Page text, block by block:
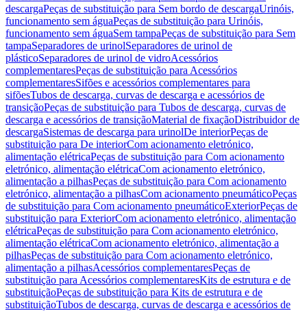
descargaPeças de substituição para Sem bordo de descargaUrinóis,
funcionamento sem águaPeças de substituição para Urinóis,
funcionamento sem águaSem tampaPeças de substituição para Sem
tampaSeparadores de urinolSeparadores de urinol de
plásticoSeparadores de urinol de vidroAcessórios
complementaresPeças de substituição para Acessórios
complementaresSifões e acessórios complementares para
sifõesTubos de descarga, curvas de descarga e acessórios de
transiçãoPeças de substituição para Tubos de descarga, curvas de
descarga e acessórios de transiçãoMaterial de fixaçãoDistribuidor de
descargaSistemas de descarga para urinolDe interiorPeças de
substituição para De interiorCom acionamento eletrónico,
alimentação elétricaPeças de substituição para Com acionamento
eletrónico, alimentação elétricaCom acionamento eletrónico,
alimentação a pilhasPeças de substituição para Com acionamento
eletrónico, alimentação a pilhasCom acionamento pneumáticoPeças
de substituição para Com acionamento pneumáticoExteriorPeças de
substituição para ExteriorCom acionamento eletrónico, alimentação
elétricaPeças de substituição para Com acionamento eletrónico,
alimentação elétricaCom acionamento eletrónico, alimentação a
pilhasPeças de substituição para Com acionamento eletrónico,
alimentação a pilhasAcessórios complementaresPeças de
substituição para Acessórios complementaresKits de estrutura e de
substituiçãoPeças de substituição para Kits de estrutura e de
substituiçãoTubos de descarga, curvas de descarga e acessórios de